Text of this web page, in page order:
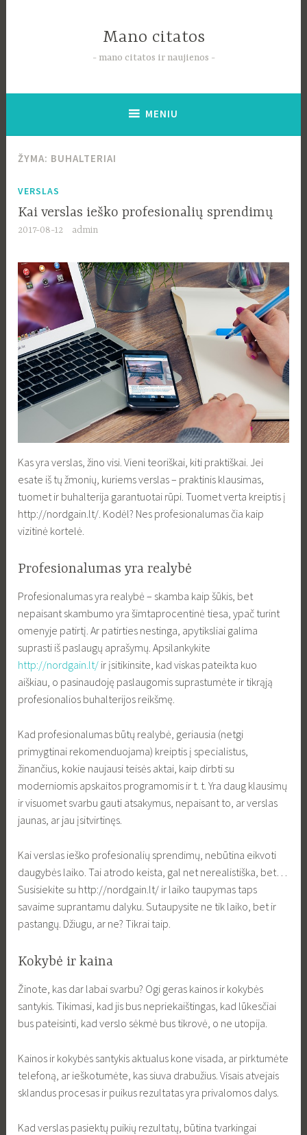
Mano citatos
mano citatos ir naujienos
MENIU
ŽYMA: BUHALTERIAI
VERSLAS
Kai verslas ieško profesionalių sprendimų
2017-08-12 admin
Kas yra verslas, žino visi. Vieni teoriškai, kiti praktiškai. Jei
esate iš tų žmonių, kuriems verslas – praktinis klausimas,
tuomet ir buhalterija garantuotai rūpi. Tuomet verta kreiptis į
http://nordgain.lt/. Kodėl? Nes profesionalumas čia kaip
vizitinė kortelė.
Profesionalumas yra realybė
Profesionalumas yra realybė – skamba kaip šūkis, bet
nepaisant skambumo yra šimtaprocentinė tiesa, ypač turint
omenyje patirtį. Ar patirties nestinga, apytiksliai galima
suprasti iš paslaugų aprašymų. Apsilankykite
http://nordgain.lt/ ir įsitikinsite, kad viskas pateikta kuo
aiškiau, o pasinaudoję paslaugomis suprastumėte ir tikrąją
profesionalios buhalterijos reikšmę.
Kad profesionalumas būtų realybė, geriausia (netgi
primygtinai rekomenduojama) kreiptis į specialistus,
žinančius, kokie naujausi teisės aktai, kaip dirbti su
moderniomis apskaitos programomis ir t. t. Yra daug klausimų
ir visuomet svarbu gauti atsakymus, nepaisant to, ar verslas
jaunas, ar jau įsitvirtinęs.
Kai verslas ieško profesionalių sprendimų, nebūtina eikvoti
daugybės laiko. Tai atrodo keista, gal net nerealistiška, bet…
Susisiekite su http://nordgain.lt/ ir laiko taupymas taps
savaime suprantamu dalyku. Sutaupysite ne tik laiko, bet ir
pastangų. Džiugu, ar ne? Tikrai taip.
Kokybė ir kaina
Žinote, kas dar labai svarbu? Ogi geras kainos ir kokybės
santykis. Tikimasi, kad jis bus nepriekaištingas, kad lūkesčiai
bus pateisinti, kad verslo sėkmė bus tikrovė, o ne utopija.
Kainos ir kokybės santykis aktualus kone visada, ar pirktumėte
telefoną, ar ieškotumėte, kas siuva drabužius. Visais atvejais
sklandus procesas ir puikus rezultatas yra privalomos dalys.
Kad verslas pasiektų puikių rezultatų, būtina tvarkingai